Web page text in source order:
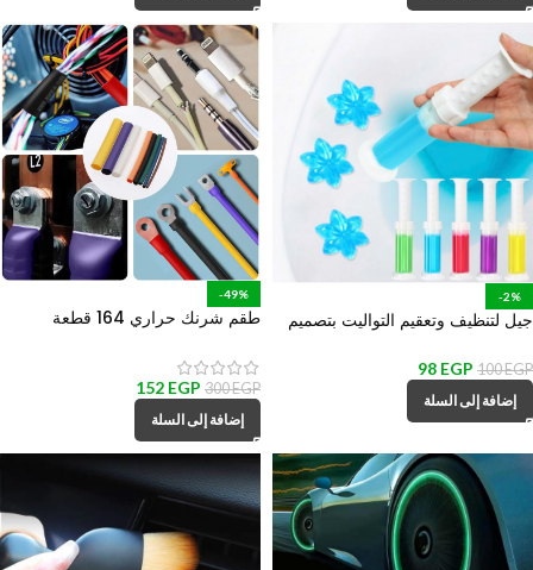
-2%
جيل لتنظيف وتعقيم التواليت بتصميم
100EGP
98 EGP
إضافة إلى السلة
-49%
طقم شرنك حراري 164 قطعة
والكابلات والحفاظ عليها من القطع
300EGP
152 EGP
إضافة إلى السلة